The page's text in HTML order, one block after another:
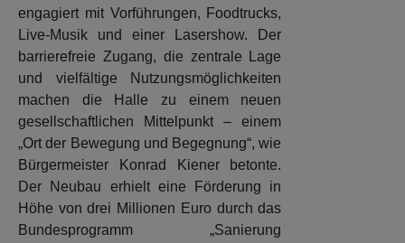
engagiert mit Vorführungen, Foodtrucks,
Live-Musik und einer Lasershow. Der
barrierefreie Zugang, die zentrale Lage
und vielfältige Nutzungsmöglichkeiten
machen die Halle zu einem neuen
gesellschaftlichen Mittelpunkt – einem
„Ort der Bewegung und Begegnung“, wie
Bürgermeister Konrad Kiener betonte.
Der Neubau erhielt eine Förderung in
Höhe von drei Millionen Euro durch das
Bundesprogramm „Sanierung